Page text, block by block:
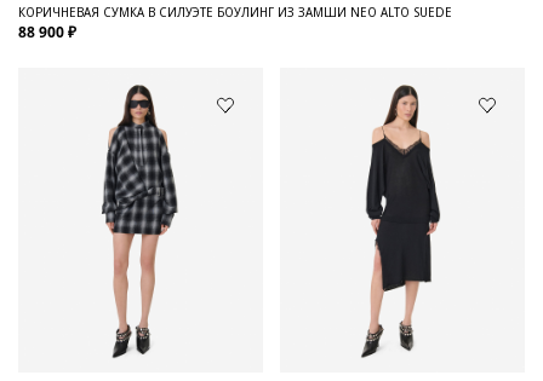
КОРИЧНЕВАЯ СУМКА В СИЛУЭТЕ БОУЛИНГ ИЗ ЗАМШИ NEO ALTO SUEDE
88 900 ₽